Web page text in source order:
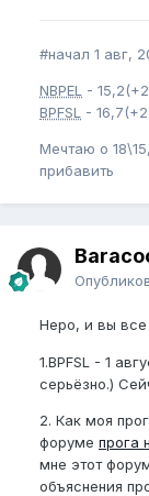
#начал 1 авг,
NBPEL -
BPFSL
-
Мечтаю о
прибавить
Неро, и вы
1.BPFSL - 1
серьёзно.)
2. Как моя
форуме прога
мне этот
объяснения